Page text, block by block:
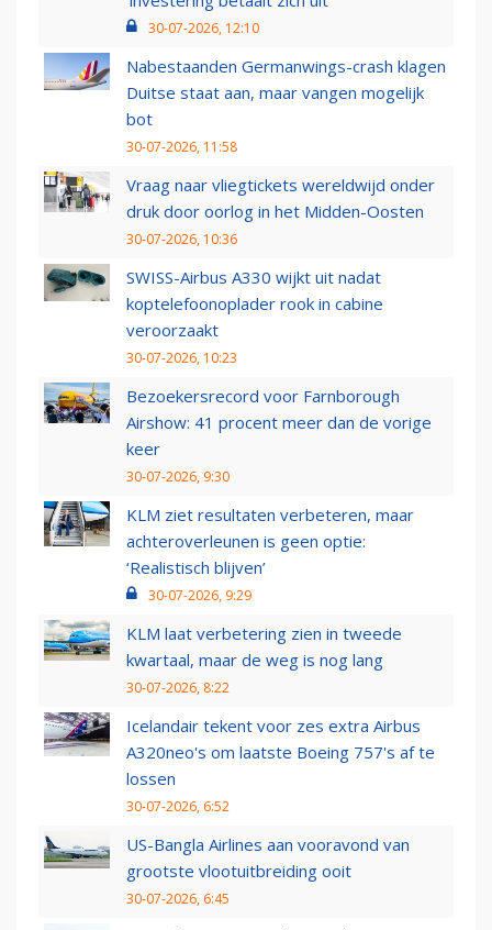
30-07-2026, 12:10
Nabestaanden Germanwings-crash klagen
Duitse staat aan, maar vangen mogelijk
bot
30-07-2026, 11:58
Vraag naar vliegtickets wereldwijd onder
druk door oorlog in het Midden-Oosten
30-07-2026, 10:36
SWISS-Airbus A330 wijkt uit nadat
koptelefoonoplader rook in cabine
veroorzaakt
30-07-2026, 10:23
Bezoekersrecord voor Farnborough
Airshow: 41 procent meer dan de vorige
keer
30-07-2026, 9:30
KLM ziet resultaten verbeteren, maar
achteroverleunen is geen optie:
‘Realistisch blijven’
30-07-2026, 9:29
KLM laat verbetering zien in tweede
kwartaal, maar de weg is nog lang
30-07-2026, 8:22
Icelandair tekent voor zes extra Airbus
A320neo's om laatste Boeing 757's af te
lossen
30-07-2026, 6:52
US-Bangla Airlines aan vooravond van
grootste vlootuitbreiding ooit
30-07-2026, 6:45